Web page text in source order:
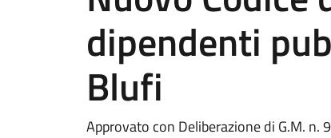
dipendenti
Blufi
Approvato con Deliberazione di G.M.